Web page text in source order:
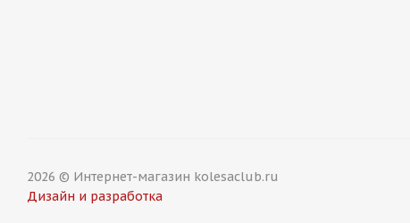
2026 © Интернет-магазин kolesaclub.ru
Дизайн и разработка